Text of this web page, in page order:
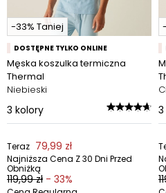
-33% Taniej
DOSTĘPNE TYLKO ONLINE
Męska koszulka termiczna
Thermal
Niebieski
3 kolory
Teraz 79,99 zł
Najniższa Cena Z 30 Dni Przed
Obniżką
119,99 zł - 33%
3